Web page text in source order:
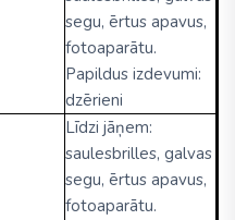
segu, ērtus apavus,
fotoaparātu.
Papildus izdevumi:
dzērieni
Līdzi jāņem:
saulesbrilles, galvas
segu, ērtus apavus,
fotoaparātu.